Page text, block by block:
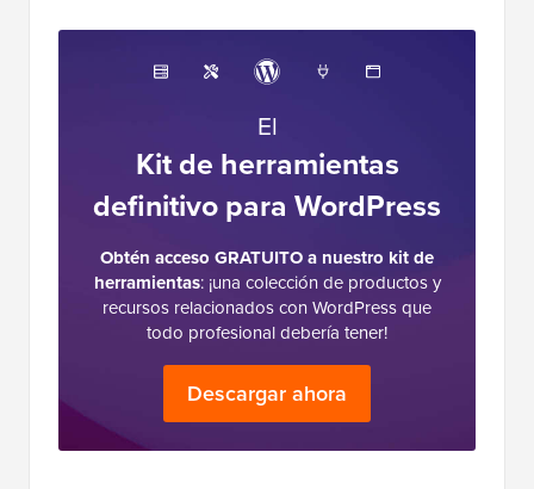
El
Kit de herramientas
definitivo para WordPress
Obtén acceso GRATUITO a nuestro kit de
herramientas: ¡una colección de productos y
recursos relacionados con WordPress que
todo profesional debería tener!
Descargar ahora